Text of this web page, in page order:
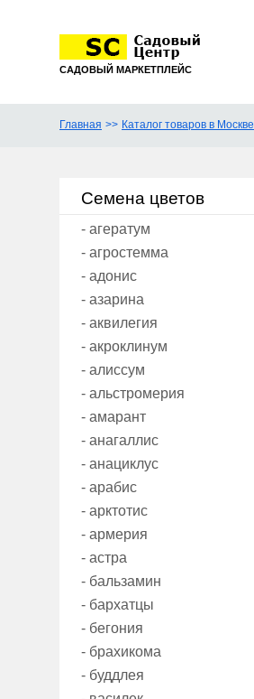
САДОВЫЙ МАРКЕТПЛЕЙС
Главная Каталог товаров в Москве
Семена цветов
- агератум
- агростемма
- адонис
- азарина
- аквилегия
- акроклинум
- алиссум
- альстромерия
- амарант
- анагаллис
- анациклус
- арабис
- арктотис
- армерия
- астра
- бальзамин
- бархатцы
- бегония
- брахикома
- буддлея